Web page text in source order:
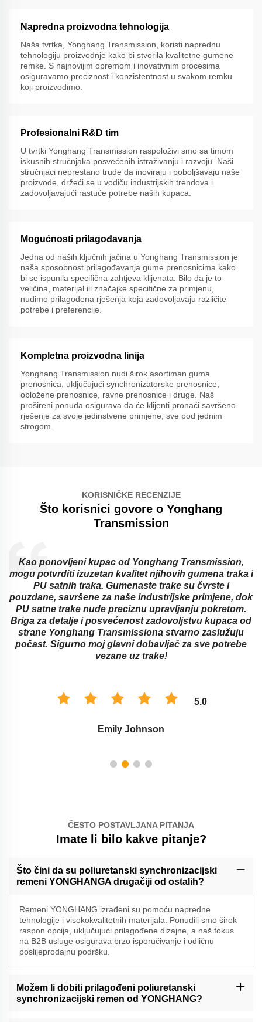
Napredna proizvodna tehnologija
Naša tvrtka, Yonghang Transmission, koristi naprednu
tehnologiju proizvodnje kako bi stvorila kvalitetne gumene
remke. S najnovijim opremom i inovativnim procesima
osiguravamo preciznost i konzistentnost u svakom remku
koji proizvodimo.
Profesionalni R&D tim
U tvrtki Yonghang Transmission raspoloživi smo sa timom
iskusnih stručnjaka posvećenih istraživanju i razvoju. Naši
stručnjaci neprestano trude da inoviraju i poboljšavaju naše
proizvode, držeći se u vodiču industrijskih trendova i
zadovoljavajući rastuće potrebe naših kupaca.
Mogućnosti prilagođavanja
Jedna od naših ključnih jačina u Yonghang Transmission je
naša sposobnost prilagođavanja gume prenosnicima kako
bi se ispunila specifična zahtjeva klijenata. Bilo da je to
veličina, materijal ili značajke specifične za primjenu,
nudimo prilagođena rješenja koja zadovoljavaju različite
potrebe i preferencije.
Kompletna proizvodna linija
Yonghang Transmission nudi širok asortiman guma
prenosnica, uključujući synchronizatorske prenosnice,
obložene prenosnice, ravne prenosnice i druge. Naš
prošireni ponuda osigurava da će klijenti pronaći savršeno
rješenje za svoje jedinstvene primjene, sve pod jednim
strogom.
KORISNIČKE RECENZIJE
Što korisnici govore o Yonghang
Transmission
Kao ponovljeni kupac od Yonghang Transmission,
mogu potvrditi izuzetan kvalitet njihovih gumena traka i
PU satnih traka. Gumenaste trake su čvrste i
pouzdane, savršene za naše industrijske primjene, dok
PU satne trake nude preciznu upravljanju pokretom.
Briga za detalje i posvećenost zadovoljstvu kupaca od
strane Yonghang Transmissiona stvarno zaslužuju
počast. Sigurno moj glavni dobavljač za sve potrebe
vezane uz trake!
5.0
Emily Johnson
ČESTO POSTAVLJANA PITANJA
Imate li bilo kakve pitanje?
Što čini da su poliuretanski synchronizacijski
remeni YONGHANGA drugačiji od ostalih?
Remeni YONGHANG izrađeni su pomoću napredne
tehnologije i visokokvalitetnih materijala. Ponudili smo širok
raspon opcija, uključujući prilagođene dizajne, a naš fokus
na B2B usluge osigurava brzo isporučivanje i odličnu
poslijeprodajnu podršku.
Možem li dobiti prilagođeni poliuretanski
synchronizacijski remen od YONGHANG?